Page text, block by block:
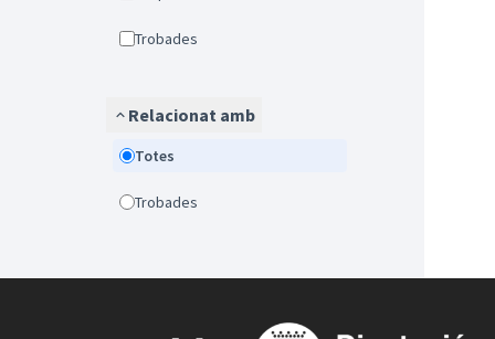
Trobades
Relacionat amb
Totes
Trobades